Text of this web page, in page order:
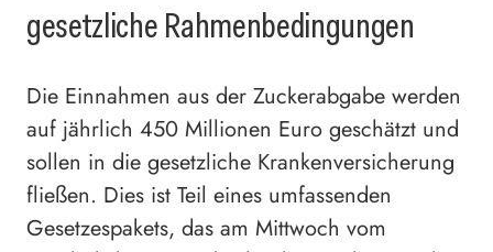
gesetzliche Rahmenbedingungen
Die Einnahmen aus der Zuckerabgabe werden
auf jährlich 450 Millionen Euro geschätzt und
sollen in die gesetzliche Krankenversicherung
fließen. Dies ist Teil eines umfassenden
Gesetzespakets, das am Mittwoch vom